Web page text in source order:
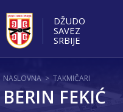
DŽUDO
SAVEZ
SRBIJE
NASLOVNA > TAKMIČARI
BERIN FEKIĆ